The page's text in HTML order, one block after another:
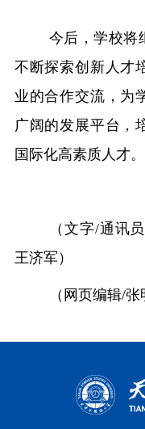
今后 ，学校将
不断探索创新人才
业的合作交流，为
广阔的发展平台，
国际化高素质人才。
（文字/通讯
王济军）
（网页编辑/张